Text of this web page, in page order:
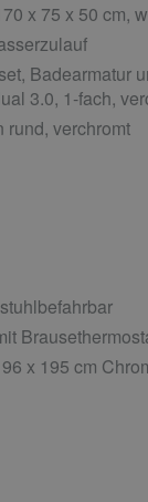
x 75 x 50 cm,
Badearmatur
3.0, 1-fach,
verchromt
x 195 cm